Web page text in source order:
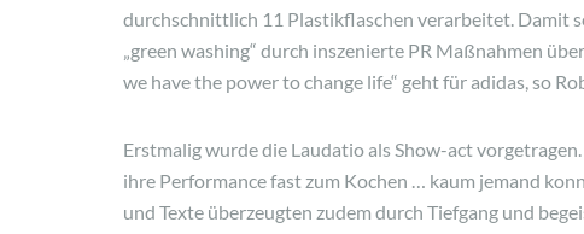
durchschnittlich 11 Plastikflaschen verarbeitet. Damit
„green washing“ durch inszenierte PR Maßnahmen
we have the power to change life“ geht für adidas, so
Erstmalig wurde die Laudatio als Show-act
ihre Performance fast zum Kochen … kaum jemand
und Texte überzeugten zudem durch Tiefgang und